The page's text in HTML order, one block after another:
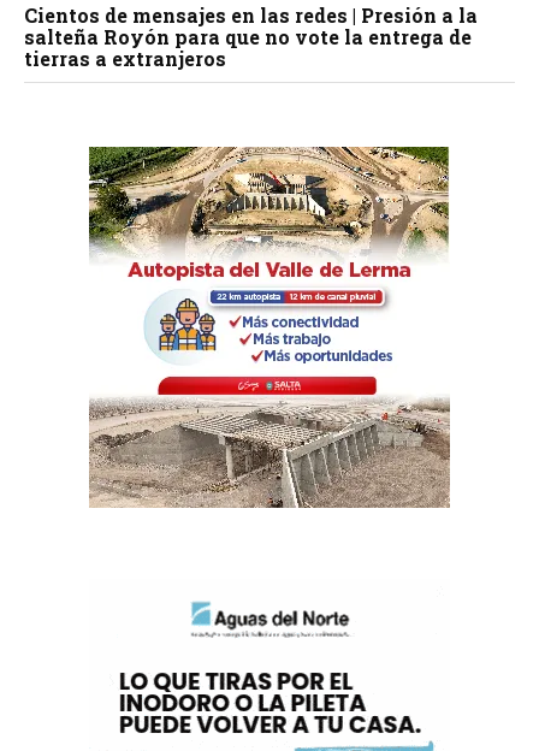
Cientos de mensajes en las redes | Presión a la
salteña Royón para que no vote la entrega de
tierras a extranjeros